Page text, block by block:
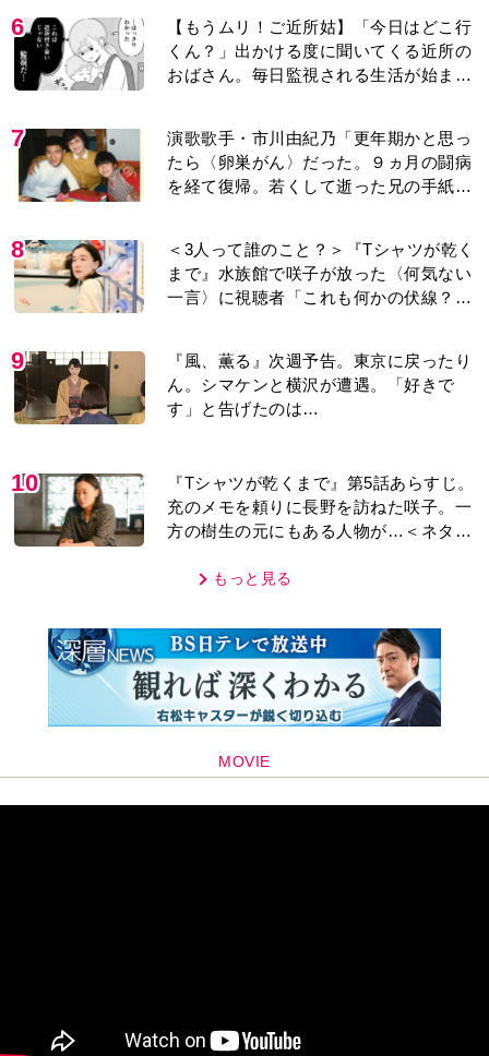
6
【もうムリ！ご近所姑】「今日はどこ行
くん？」出かける度に聞いてくる近所の
おばさん。毎日監視される生活が始ま
7
演歌歌手・市川由紀乃「更年期かと思っ
たら〈卵巣がん〉だった。９ヵ月の闘病
を経て復帰。若くして逝った兄の手紙を
8
＜3人って誰のこと？＞『Tシャツが乾く
まで』水族館で咲子が放った〈何気ない
一言〉に視聴者「これも何かの伏線？」
9
『風、薫る』次週予告。東京に戻ったり
ん。シマケンと横沢が遭遇。「好きで
す」と告げたのは…
10
『Tシャツが乾くまで』第5話あらすじ。
充のメモを頼りに長野を訪ねた咲子。一
方の樹生の元にもある人物が…＜ネタバ
もっと見る
MOVIE